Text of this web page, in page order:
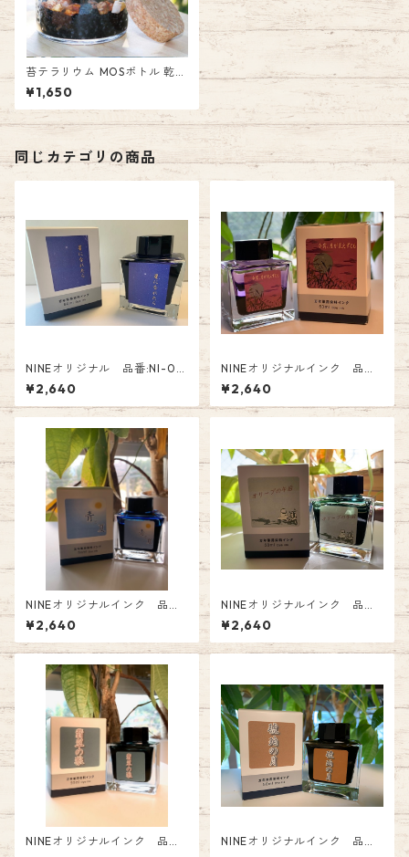
苔テラリウム MOSボトル 乾燥
コケを育てよう 苔テラリウム
キット 苔（スナゴケ）、ソイ
ル（黒玉土）、飾り石、ガラ
ス瓶、蓋（コルク)のセット
¥1,650
同じカテゴリの商品
NINEオリジナル 品番:NI-03
3 NINEオリジナルインク「 ～
星になれたら～」オリジナル F
ountain Pen Ink
¥2,640
NINEオリジナルインク 品番:
NI-035 今宵、月が見えずと
も Fountain Pen Ink 2640
円（税込）
¥2,640
NINEオリジナルインク 品番:
NI-039 青と夏 Fountain P
en Ink
¥2,640
NINEオリジナルインク 品番:
NI-037 オリーブの午后 Fou
ntain Pen Ink
¥2,640
NINEオリジナルインク 品番:
NINEオリジナルインク 品番: